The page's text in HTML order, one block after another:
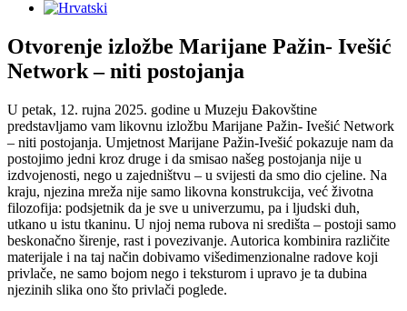
Otvorenje izložbe Marijane Pažin- Ivešić
Network – niti postojanja
U petak, 12. rujna 2025. godine u Muzeju Đakovštine
predstavljamo vam likovnu izložbu Marijane Pažin- Ivešić Network
– niti postojanja. Umjetnost Marijane Pažin-Ivešić pokazuje nam da
postojimo jedni kroz druge i da smisao našeg postojanja nije u
izdvojenosti, nego u zajedništvu – u svijesti da smo dio cjeline. Na
kraju, njezina mreža nije samo likovna konstrukcija, već životna
filozofija: podsjetnik da je sve u univerzumu, pa i ljudski duh,
utkano u istu tkaninu. U njoj nema rubova ni središta – postoji samo
beskonačno širenje, rast i povezivanje. Autorica kombinira različite
materijale i na taj način dobivamo višedimenzionalne radove koji
privlače, ne samo bojom nego i teksturom i upravo je ta dubina
njezinih slika ono što privlači poglede.